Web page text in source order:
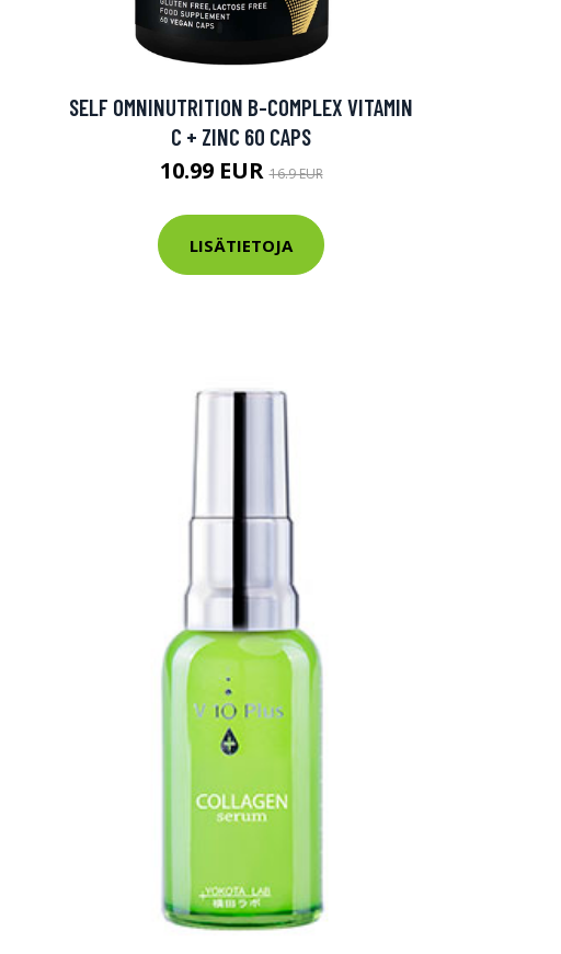
SELF OMNINUTRITION B-COMPLEX VITAMIN
C + ZINC 60 CAPS
10.99 EUR16.9 EUR
LISÄTIETOJA